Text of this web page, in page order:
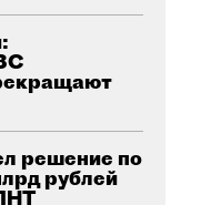
решение по
рублей